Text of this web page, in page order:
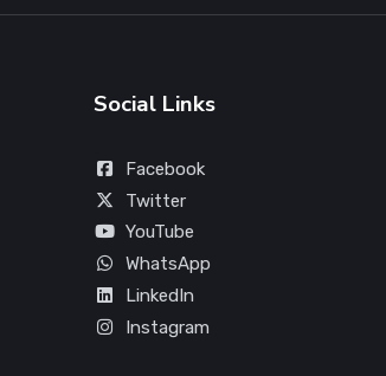
Social Links
Facebook
Twitter
YouTube
WhatsApp
LinkedIn
Instagram